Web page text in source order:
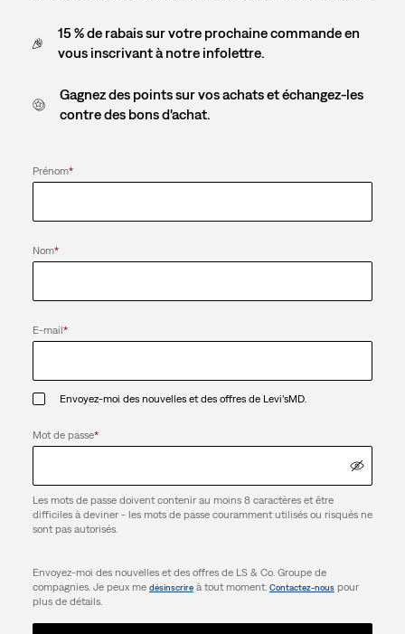
15 % de rabais sur votre prochaine commande en
vous inscrivant à notre infolettre.
Gagnez des points sur vos achats et échangez-les
contre des bons d'achat.
Prénom*
Nom*
E-mail*
Envoyez-moi des nouvelles et des offres de Levi’sMD.
Mot de passe*
Les mots de passe doivent contenir au moins 8 caractères et être
difficiles à deviner - les mots de passe couramment utilisés ou risqués ne
sont pas autorisés.
Envoyez-moi des nouvelles et des offres de LS & Co. Groupe de
compagnies. Je peux me désinscrireà tout moment. Contactez-nouspour
plus de détails.